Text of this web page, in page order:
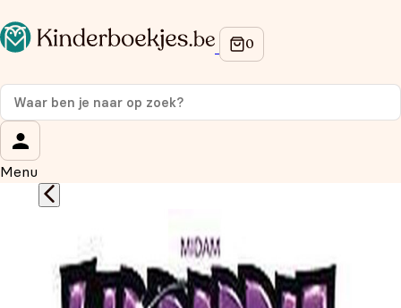
Menu
Op de hoogte blijven van onze acties?
Meld je aan voor onze nieuwsbrief en ontvang
korting
Wat is je voornaam?
Wat is je e-mailadres?
Aanmelden